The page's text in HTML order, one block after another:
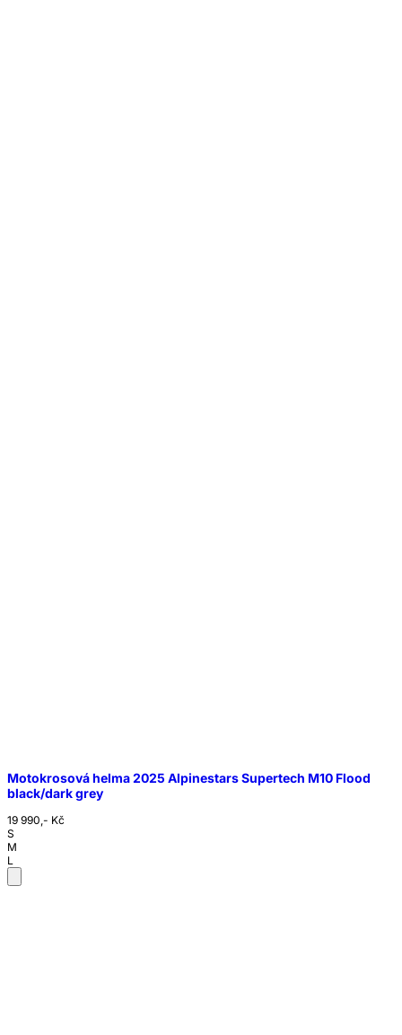
Motokrosová helma 2025 Alpinestars Supertech M10 Flood
black/dark grey
19 990,- Kč
S
M
L